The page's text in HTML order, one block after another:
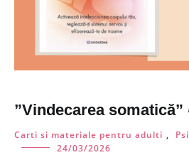
”Vindecarea
Carti si materiale pentru adulti ,
24/03/2026